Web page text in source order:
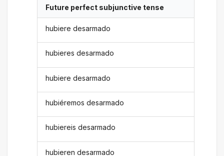
Future perfect subjunctive tense
hubiere desarmado
hubieres desarmado
hubiere desarmado
hubiéremos desarmado
hubiereis desarmado
hubieren desarmado